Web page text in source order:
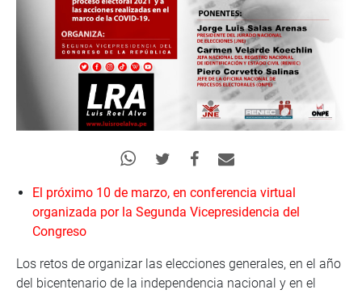
El próximo 10 de marzo, en conferencia virtual
organizada por la Segunda Vicepresidencia del
Congreso
Los retos de organizar las elecciones generales, en el año
del bicentenario de la independencia nacional y en el